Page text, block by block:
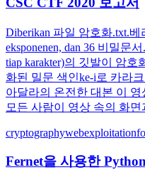
Diberikan 파일 암호화.txt.
eksponenen, dan 36 비밀문
tiap karakter)의 깃발이 암
화된 밀문 색인ke-i로 카라
아달라의 온전한 대본 이
모든 사람이 영상 속의 화면
cryptographywebexploitation
Fernet을 사용한